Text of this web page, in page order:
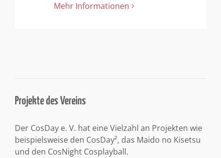
Mehr Informationen
Projekte des Vereins
Der CosDay e. V. hat eine Vielzahl an Projekten wie
beispielsweise den CosDay², das Maido no Kisetsu
und den CosNight Cosplayball.